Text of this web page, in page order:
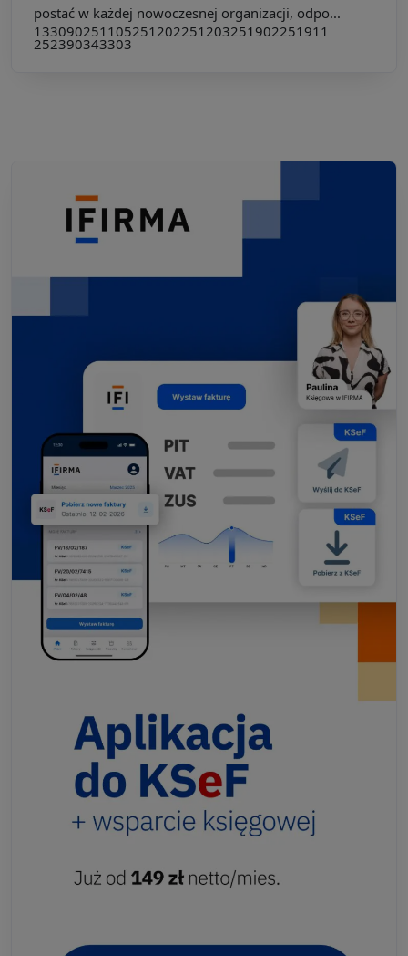
postać w każdej nowoczesnej organizacji, odpo...
133090251105251202251203251902251911
252390343303